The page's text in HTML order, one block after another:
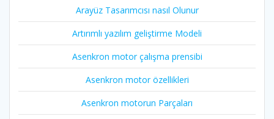
Arayüz Tasarımcısı nasıl Olunur
Artırımlı yazılım geliştirme Modeli
Asenkron motor çalışma prensibi
Asenkron motor özellikleri
Asenkron motorun Parçaları